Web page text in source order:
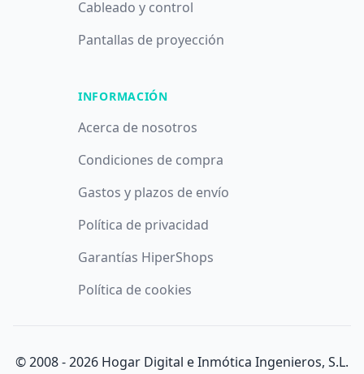
Cableado y control
Pantallas de proyección
INFORMACIÓN
Acerca de nosotros
Condiciones de compra
Gastos y plazos de envío
Política de privacidad
Garantías HiperShops
Política de cookies
© 2008 -2026 Hogar Digital e Inmótica Ingenieros, S.L.